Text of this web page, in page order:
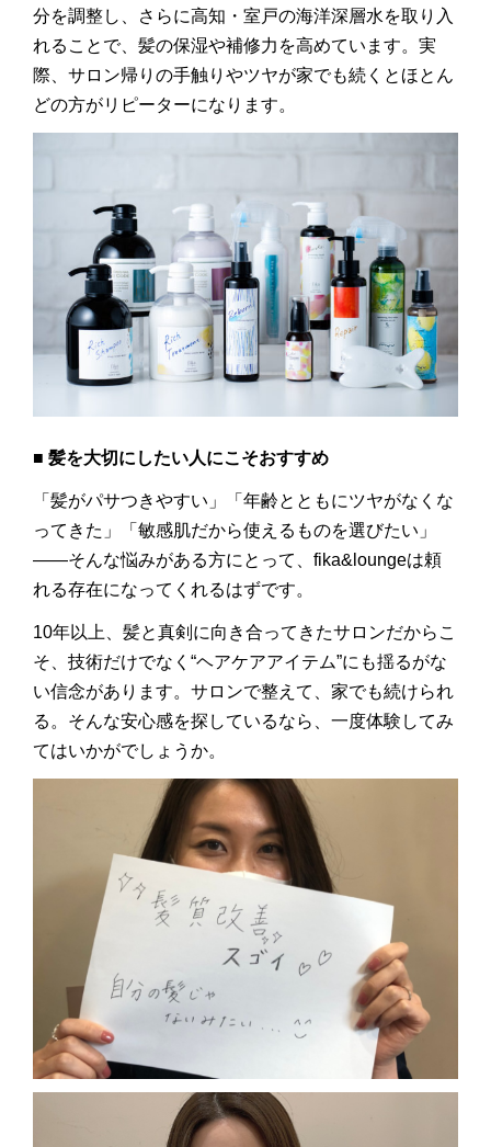
分を調整し、さらに高知・室戸の海洋深層水を取り入
れることで、髪の保湿や補修力を高めています。実
際、サロン帰りの手触りやツヤが家でも続くとほとん
どの方がリピーターになります。
■ 髪を大切にしたい人にこそおすすめ
「髪がパサつきやすい」「年齢とともにツヤがなくな
ってきた」「敏感肌だから使えるものを選びたい」
――そんな悩みがある方にとって、fika&loungeは頼
れる存在になってくれるはずです。
10年以上、髪と真剣に向き合ってきたサロンだからこ
そ、技術だけでなく“ヘアケアアイテム”にも揺るがな
い信念があります。サロンで整えて、家でも続けられ
る。そんな安心感を探しているなら、一度体験してみ
てはいかがでしょうか。